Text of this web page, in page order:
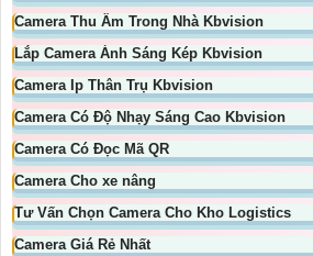
Camera Thu Âm Trong Nhà Kbvision
Lắp Camera Ánh Sáng Kép Kbvision
Camera Ip Thân Trụ Kbvision
Camera Có Độ Nhạy Sáng Cao Kbvision
Camera Có Đọc Mã QR
Camera Cho xe nâng
Tư Vấn Chọn Camera Cho Kho Logistics
Camera Giá Rẻ Nhất